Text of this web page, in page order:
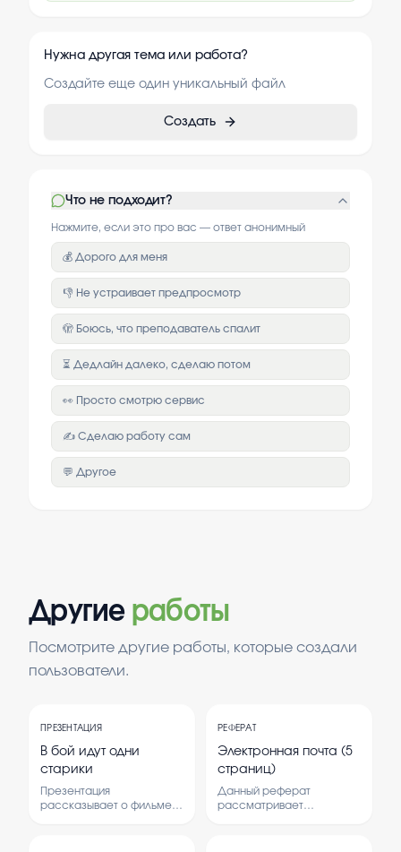
Нужна другая тема или работа?
Создайте еще один уникальный файл
Создать
Что не подходит?
Нажмите, если это про вас — ответ анонимный
💰 Дорого для меня
👎 Не устраивает предпросмотр
🫣 Боюсь, что преподаватель спалит
⏳ Дедлайн далеко, сделаю потом
👀 Просто смотрю сервис
✍️ Сделаю работу сам
💬 Другое
Другие работы
Посмотрите другие работы, которые создали
пользователи.
ПРЕЗЕНТАЦИЯ
В бой идут одни
старики
Презентация
рассказывает о фильме,
РЕФЕРАТ
Электронная почта (5
страниц)
Данный реферат
рассматривает